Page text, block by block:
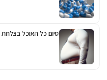
סיום כל האוכל בצלחת